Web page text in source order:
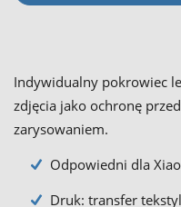
Indywidualny pokrowiec
zdjęcia jako ochronę
zarysowaniem.
Odpowiedni dla
Druk: transfer